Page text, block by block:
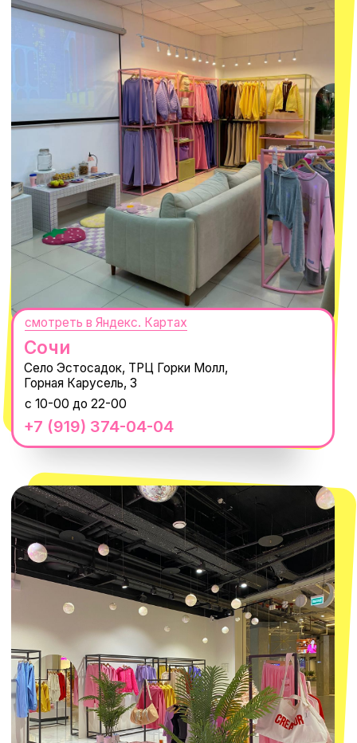
+7 (932) 602-41-15
ТРК «Европолис Ростокино»
ул. Проспект Мира, 211 к2
с 10-00 до 22-00
Москва
смотреть в Яндекс.Картах
Оплата долями
Size guide
Обмен и возврат
Доставка и оплата
ПОКУПАТЕЛЯМ
Вакансии
Реквизиты
Магазины
Наши путешествия
Наши проекты
Новости
Каталог
О КОМПАНИИ
Нажимая "Подписаться", вы соглашаетесь с Политикой обработки
ПОДПИСАТЬСЯ
СЕКРЕТНЫЕ ПРОМОКОДЫ, ПРИГЛАШЕНИЯ
НА МЕРОПРИЯТИЯ И АНОНСЫ НОВИНОК
РАНЬШЕ ВСЕХ
@MACROCOSM_STORE
MACROCOSM
300'000+ подписчиков
14'000+ подписчиков в нашем Telegram-канале